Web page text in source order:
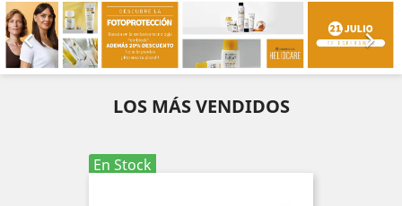
 
LOS MÁS VENDIDOS
En Stock